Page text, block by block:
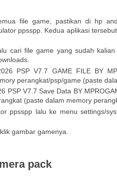
file game, pastikan di hp
ppsspp. Kedua aplikasi
cari file game yang sudah
PSP V7.7 GAME FILE BY
perangkat/psp/game (paste
PSP V7.7 Save Data BY
(paste dalam memory
ppsspp lalu ke menu settings/
gambar gamenya.
pack